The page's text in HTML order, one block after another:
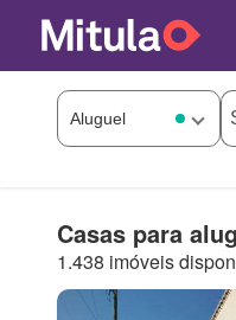
Casas para
1.438 imóveis